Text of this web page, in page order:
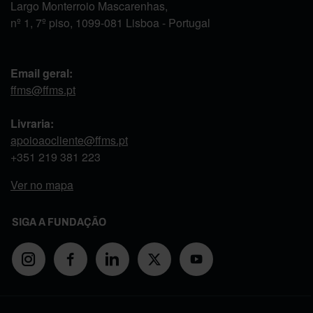
Largo Monterroio Mascarenhas,
nº 1, 7º piso, 1099-081 Lisboa - Portugal
Email geral:
ffms@ffms.pt
Livraria:
apoioaocliente@ffms.pt
+351 219 381 223
Ver no mapa
SIGA A FUNDAÇÃO